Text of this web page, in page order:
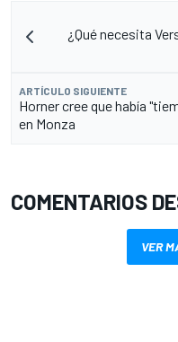
¿Qué necesita
ARTÍCULO SIGUIENTE
Horner cree que había
en Monza
COMENTARIOS
VER